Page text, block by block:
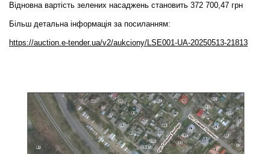
Відновна вартість зелених насаджень становить 372 700,47 грн
Більш детальна інформація за посиланням:
https://auction.e-tender.ua/v2/aukciony/LSE001-UA-20250513-21813